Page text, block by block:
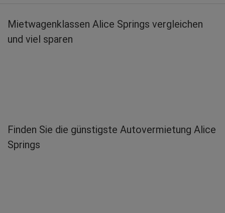
Abholort: Alice Springs
Vermieter: Hertz
Mietwagenklassen Alice Springs vergleichen
und viel sparen
Finden Sie die günstigste Autovermietung Alice
Springs